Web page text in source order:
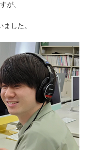
が、
した。